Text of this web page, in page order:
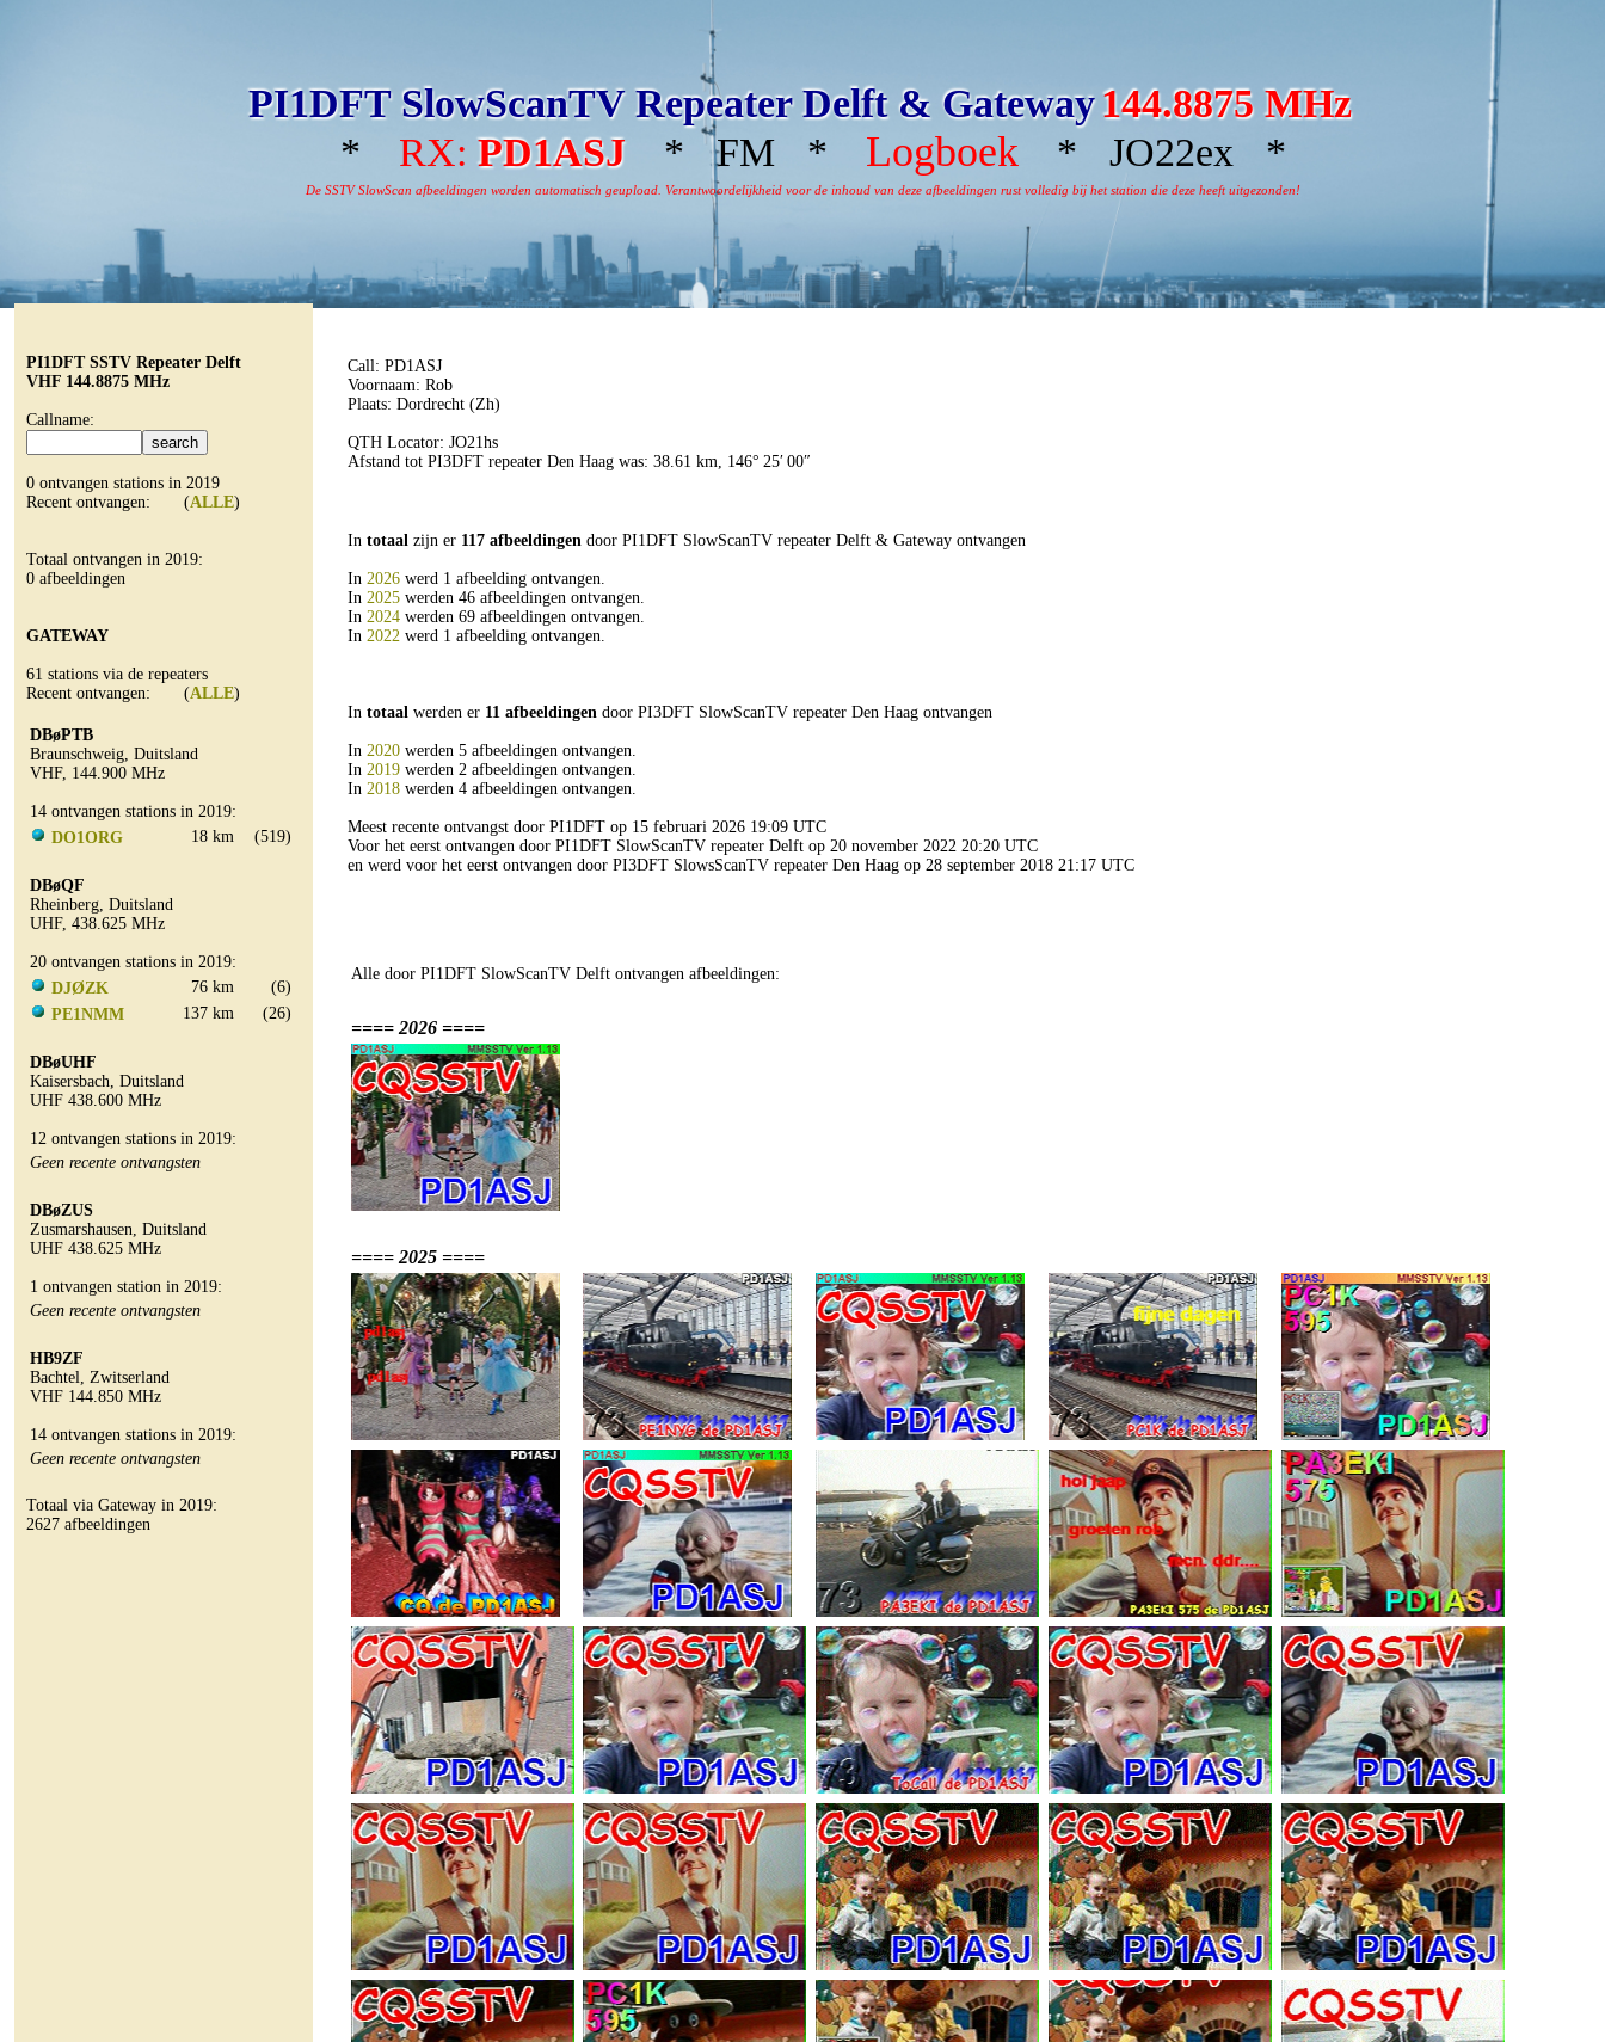
PI1DFT SlowScanTV Repeater Delft & Gateway144.8875 MHz
*
RX: PD1ASJ * FM * Logboek * JO22ex *
De SSTV SlowScan afbeeldingen worden automatisch geupload. Verantwoordelijkheid voor de inhoud van deze afbeeldingen rust volledig bij het station die deze heeft uitgezonden!
PI1DFT SSTV Repeater Delft
VHF 144.8875 MHz
Callname:
0 ontvangen stations in 2019
Recent ontvangen: (ALLE)
Totaal ontvangen in 2019:
0 afbeeldingen
GATEWAY
61 stations via de repeaters
Recent ontvangen: (ALLE)
DBøPTB
Braunschweig, Duitsland
VHF, 144.900 MHz
14 ontvangen stations in 2019:
DO1ORG
18 km (519)
DBøQF
Rheinberg, Duitsland
UHF, 438.625 MHz
20 ontvangen stations in 2019:
DJØZK
76 km
(6)
PE1NMM
137 km (26)
DBøUHF
Kaisersbach, Duitsland
UHF 438.600 MHz
12 ontvangen stations in 2019:
Geen recente ontvangsten
DBøZUS
Zusmarshausen, Duitsland
UHF 438.625 MHz
1 ontvangen station in 2019:
Geen recente ontvangsten
HB9ZF
Bachtel, Zwitserland
VHF 144.850 MHz
14 ontvangen stations in 2019:
Geen recente ontvangsten
Totaal via Gateway in 2019:
2627 afbeeldingen
Call: PD1ASJ
Voornaam: Rob
Plaats: Dordrecht (Zh)
QTH Locator: JO21hs
Afstand tot PI3DFT repeater Den Haag was: 38.61 km, 146° 25′ 00″
In totaal zijn er 117 afbeeldingen door PI1DFT SlowScanTV repeater Delft & Gateway ontvangen
In 2026 werd 1 afbeelding ontvangen.
In 2025 werden 46 afbeeldingen ontvangen.
In 2024 werden 69 afbeeldingen ontvangen.
In 2022 werd 1 afbeelding ontvangen.
In totaal werden er 11 afbeeldingen door PI3DFT SlowScanTV repeater Den Haag ontvangen
In 2020 werden 5 afbeeldingen ontvangen.
In 2019 werden 2 afbeeldingen ontvangen.
In 2018 werden 4 afbeeldingen ontvangen.
Meest recente ontvangst door PI1DFT op 15 februari 2026 19:09 UTC
Voor het eerst ontvangen door PI1DFT SlowScanTV repeater Delft op 20 november 2022 20:20 UTC
en werd voor het eerst ontvangen door PI3DFT SlowsScanTV repeater Den Haag op 28 september 2018 21:17 UTC
Alle door PI1DFT SlowScanTV Delft ontvangen afbeeldingen:
==== 2026 ====
==== 2025 ====